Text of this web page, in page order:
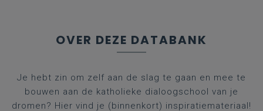
OVER DEZE DATABANK
Je hebt zin om zelf aan de slag te gaan en mee te
bouwen aan de katholieke dialoogschool van je
dromen? Hier vind je (binnenkort) inspiratiemateriaal!